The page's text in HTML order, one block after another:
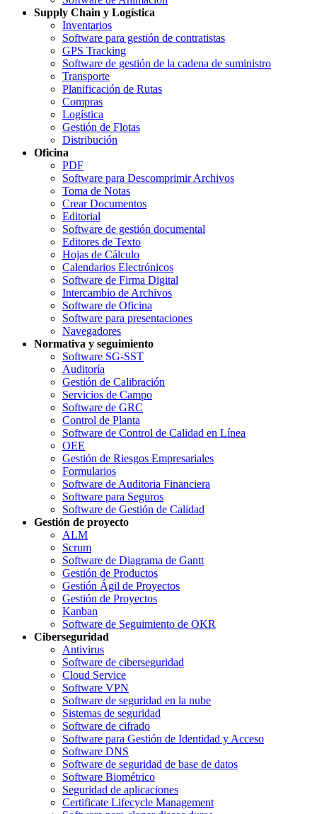
Supply Chain y Logística
Inventarios
Software para gestión de contratistas
GPS Tracking
Software de gestión de la cadena de suministro
Transporte
Planificación de Rutas
Compras
Logística
Gestión de Flotas
Distribución
Oficina
PDF
Software para Descomprimir Archivos
Toma de Notas
Crear Documentos
Editorial
Software de gestión documental
Editores de Texto
Hojas de Cálculo
Calendarios Electrónicos
Software de Firma Digital
Intercambio de Archivos
Software de Oficina
Software para presentaciones
Navegadores
Normativa y seguimiento
Software SG-SST
Auditoría
Gestión de Calibración
Servicios de Campo
Software de GRC
Control de Planta
Software de Control de Calidad en Línea
OEE
Gestión de Riesgos Empresariales
Formularios
Software de Auditoria Financiera
Software para Seguros
Software de Gestión de Calidad
Gestión de proyecto
ALM
Scrum
Software de Diagrama de Gantt
Gestión de Productos
Gestión Ágil de Proyectos
Gestión de Proyectos
Kanban
Software de Seguimiento de OKR
Ciberseguridad
Antivirus
Software de ciberseguridad
Cloud Service
Software VPN
Software de seguridad en la nube
Sistemas de seguridad
Software de cifrado
Software para Gestión de Identidad y Acceso
Software DNS
Software de seguridad de base de datos
Software Biométrico
Seguridad de aplicaciones
Certificate Lifecycle Management